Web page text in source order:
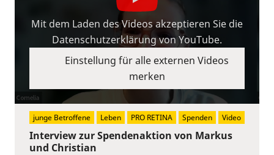
Interview zur Spendenaktion von Markus
und Christian
Mit dem Laden des Videos akzeptieren Sie die
Datenschutzerklärung von YouTube.
Einstellung für alle externen Videos
merken
junge Betroffene Leben PRO RETINA Spenden Video